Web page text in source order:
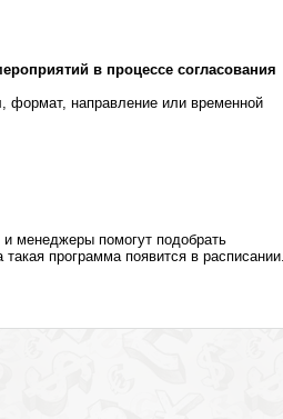
в процессе согласования
формат, направление или временной
и менеджеры помогут подобрать
программа появится в расписании.